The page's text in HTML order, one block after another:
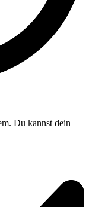
Du kannst dein